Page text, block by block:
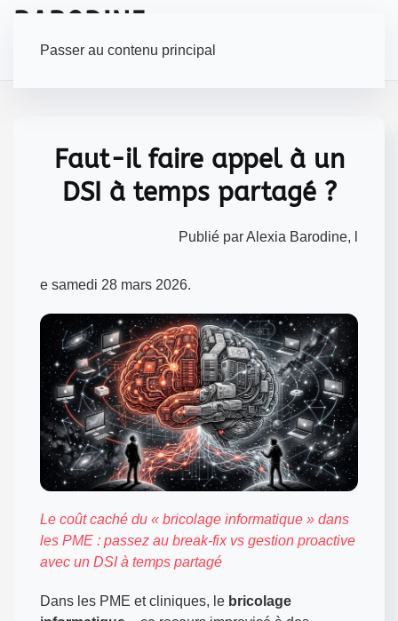
Passer au contenu principal
Faut-il faire appel à un
DSI à temps partagé ?
Publié par Alexia Barodine, l
e samedi 28 mars 2026.
Le coût caché du « bricolage informatique » dans
les PME : passez au break-fix vs gestion proactive
avec un DSI à temps partagé
Dans les PME et cliniques, le bricolage